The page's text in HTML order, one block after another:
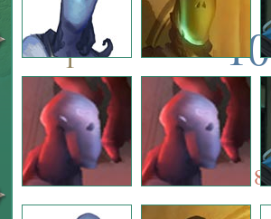
8
10
5
10
5
4
1